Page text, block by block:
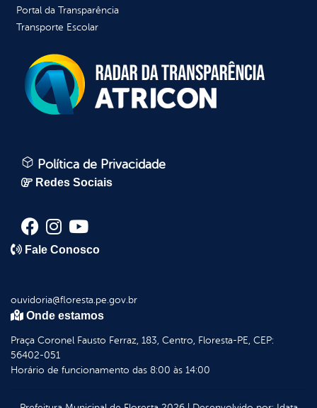
Portal da Transparência
Transporte Escolar
Política de Privacidade
Redes Sociais
Fale Conosco
ouvidoria@floresta.pe.gov.br
Onde estamos
Praça Coronel Fausto Ferraz, 183, Centro, Floresta-PE, CEP:
56402-051
Horário de funcionamento das 8:00 às 14:00